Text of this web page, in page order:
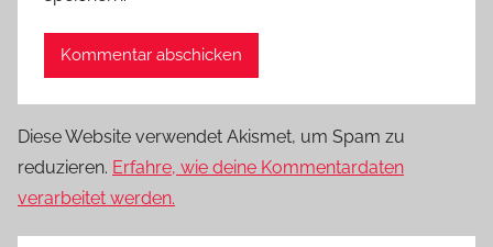
Diese Website verwendet Akismet, um Spam zu
reduzieren. Erfahre, wie deine Kommentardaten
verarbeitet werden.